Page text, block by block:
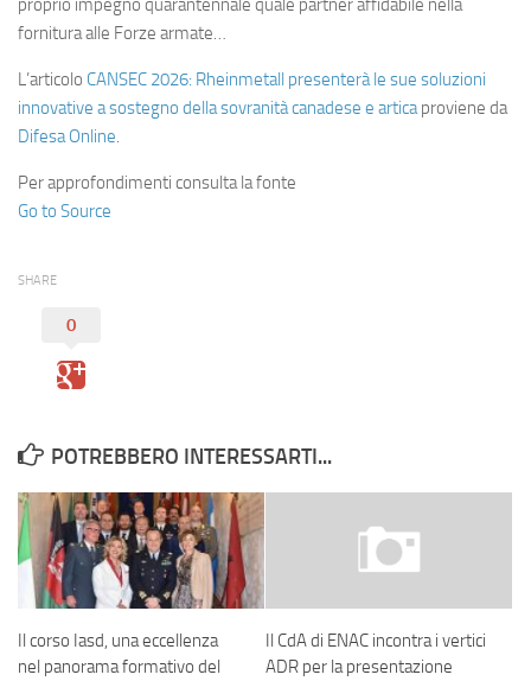
proprio impegno quarantennale quale partner affidabile nella
fornitura alle Forze armate…
L’articolo CANSEC 2026: Rheinmetall presenterà le sue soluzioni
innovative a sostegno della sovranità canadese e articaproviene da
Difesa Online.
Per approfondimenti consulta la fonte
Go to Source
SHARE
0
POTREBBERO INTERESSARTI...
Il corso Iasd, una eccellenza
nel panorama formativo del
Il CdA di ENAC incontra i vertici
ADR per la presentazione